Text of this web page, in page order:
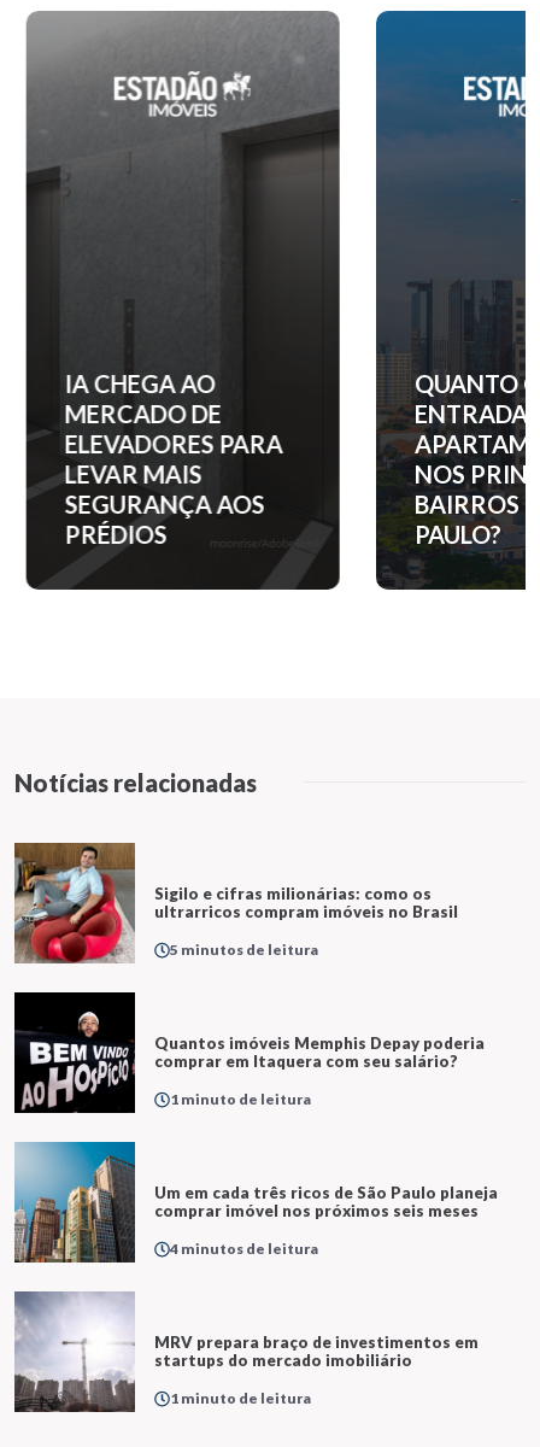
IA CHEGA AO
MERCADO DE
ELEVADORES PARA
LEVAR MAIS
SEGURANÇA AOS
PRÉDIOS
QUANTO
ENTRADA
NOS
BAIRROS
PAULO?
Notícias relacionadas
Sigilo e cifras milionárias: como os
ultrarricos compram imóveis no Brasil
5 minutos de leitura
Quantos imóveis Memphis Depay poderia
comprar em Itaquera com seu salário?
1 minuto de leitura
Um em cada três ricos de São Paulo planeja
comprar imóvel nos próximos seis meses
4 minutos de leitura
MRV prepara braço de investimentos em
startups do mercado imobiliário
1 minuto de leitura